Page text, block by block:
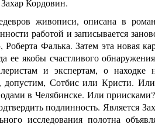
Кордовин.
живописи, описана в
работой и записывается
Фалька. Затем эта новая
ее якобы счастливого
и экспертам, о находке
допустим, Сотбис или Кристи.
в Челябинске. Или
подлинность. Является
исследования полотна